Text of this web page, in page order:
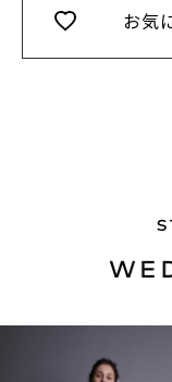
お気